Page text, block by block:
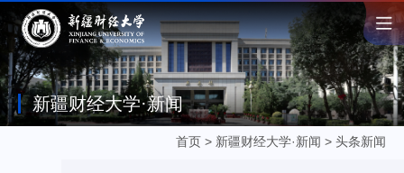
新疆财经大学·新闻
首页 > 新疆财经大学·新闻 > 头条新闻